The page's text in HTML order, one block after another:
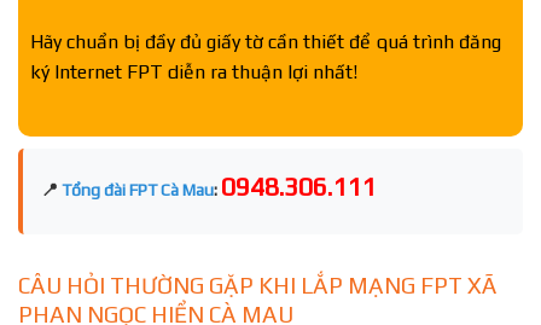
Hãy chuẩn bị đầy đủ giấy tờ cần thiết để quá trình đăng
ký Internet FPT diễn ra thuận lợi nhất!
📍 Tổng đài FPT Cà Mau: 0948.306.111
CÂU HỎI THƯỜNG GẶP KHI LẮP MẠNG FPT XÃ
PHAN NGỌC HIỂN CÀ MAU